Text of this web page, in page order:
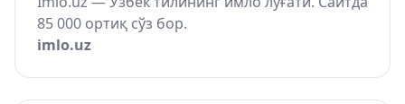
85 000 ортиқ сўз бор.
imlo.uz